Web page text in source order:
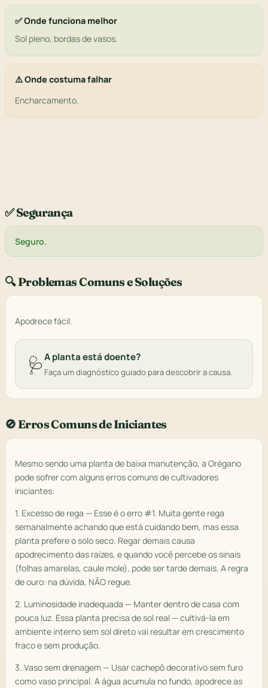
✅ Onde funciona melhor
Sol pleno, bordas de vasos.
⚠️ Onde costuma falhar
Encharcamento.
✅ Segurança
Seguro.
🔍 Problemas Comuns e Soluções
Apodrece fácil.
🩺A planta está doente?
Faça um diagnóstico guiado para descobrir a causa.
🚫 Erros Comuns de Iniciantes
Mesmo sendo uma planta de baixa manutenção, a Orégano
pode sofrer com alguns erros comuns de cultivadores
iniciantes:
1. Excesso de rega — Esse é o erro #1. Muita gente rega
semanalmente achando que está cuidando bem, mas essa
planta prefere o solo seco. Regar demais causa
apodrecimento das raízes, e quando você percebe os sinais
(folhas amarelas, caule mole), pode ser tarde demais. A regra
de ouro: na dúvida, NÃO regue.
2. Luminosidade inadequada — Manter dentro de casa com
pouca luz. Essa planta precisa de sol real — cultivá-la em
ambiente interno sem sol direto vai resultar em crescimento
fraco e sem produção.
3. Vaso sem drenagem — Usar cachepô decorativo sem furo
como vaso principal. A água acumula no fundo, apodrece as